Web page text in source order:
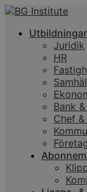
Utbildningar
Juridik
HR
Bank
Chef